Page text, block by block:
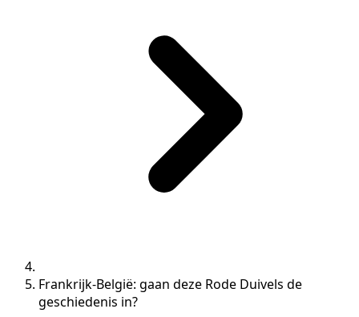
Frankrijk-België: gaan deze Rode Duivels de
geschiedenis in?